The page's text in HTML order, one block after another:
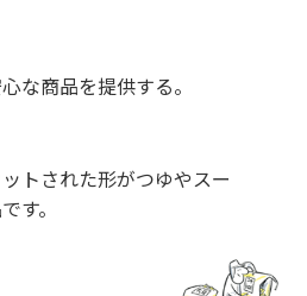
な商品を提供する。
ットされた形がつゆやスー
す。